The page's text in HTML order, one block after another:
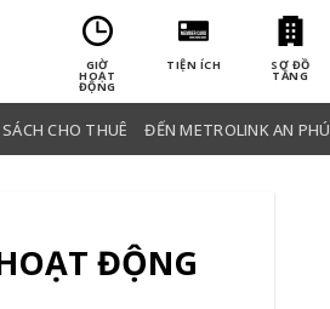
GIỜ
HOẠT
ĐỘNG
TIỆN ÍCH SƠ ĐỒ
TẦNG
CHO THUÊ ĐẾN METROLINK AN PHÚ
ĐỘNG